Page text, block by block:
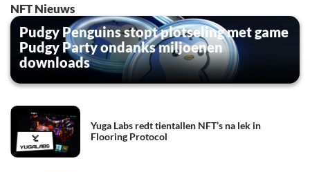
NFT Nieuws
Pudgy Penguins stopt plotseling met game
Pudgy Party ondanks miljoenen
downloads
Yuga Labs redt tientallen NFT’s na lek in
Flooring Protocol